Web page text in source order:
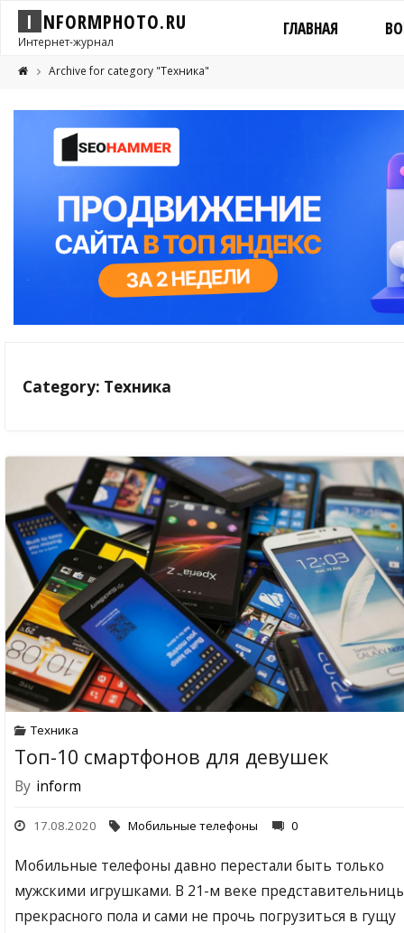
I NFORMPHOTO.RU
Интернет-журнал
ГЛАВНАЯ
Archive for category "Техника"
Category: Техника
Техника
Топ-10 смартфонов для девушек
By inform
17.08.2020 Мобильные телефоны 0
Мобильные телефоны давно перестали быть только
мужскими игрушками. В 21-м веке
прекрасного пола и сами не прочь погрузиться в гущу